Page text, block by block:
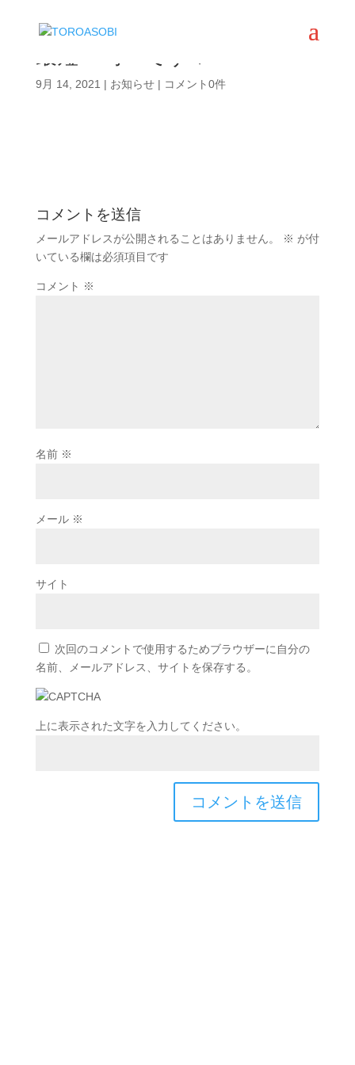
9月 14, 2021 | お知らせ| コメント0件
コメントを送信
メールアドレスが公開されることはありません。 ※ が付
いている欄は必須項目です
コメント ※
名前 ※
メール ※
サイト
次回のコメントで使用するためブラウザーに自分の
名前、メールアドレス、サイトを保存する。
上に表示された文字を入力してください。